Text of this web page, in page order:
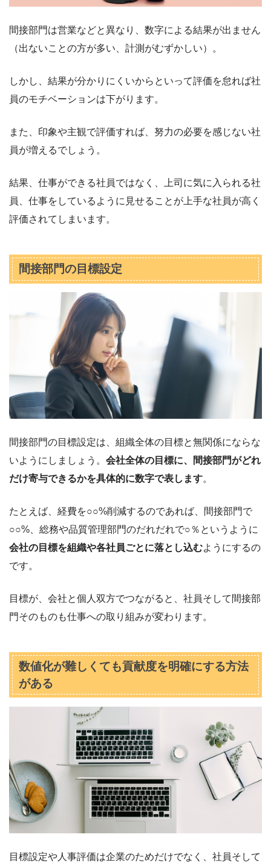
間接部門は営業などと異なり、数字による結果が出ません
（出ないことの方が多い、計測がむずかしい）。
しかし、結果が分かりにくいからといって評価を怠れば社
員のモチベーションは下がります。
また、印象や主観で評価すれば、努力の必要を感じない社
員が増えるでしょう。
結果、仕事ができる社員ではなく、上司に気に入られる社
員、仕事をしているように見せることが上手な社員が高く
評価されてしまいます。
間接部門の目標設定
間接部門の目標設定は、組織全体の目標と無関係にならな
いようにしましょう。 会社全体の目標に、間接部門がどれ
だけ寄与できるかを具体的に数字で表します。
たとえば、経費を○○%削減するのであれば、間接部門で
○○%、総務や品質管理部門のだれだれで○％というように
会社の目標を組織や各社員ごとに落とし込むようにするの
です。
目標が、会社と個人双方でつながると、社員そして間接部
門そのものも仕事への取り組みが変わります。
数値化が難しくても貢献度を明確にする方法
がある
目標設定や人事評価は企業のためだけでなく、社員そして